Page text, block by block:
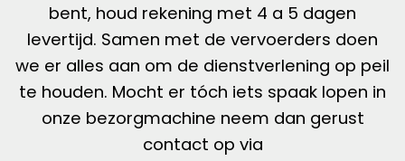
bent, houd rekening met 4 a 5 dagen
levertijd. Samen met de vervoerders doen
we er alles aan om de dienstverlening op peil
te houden. Mocht er tóch iets spaak lopen in
onze bezorgmachine neem dan gerust
contact op via